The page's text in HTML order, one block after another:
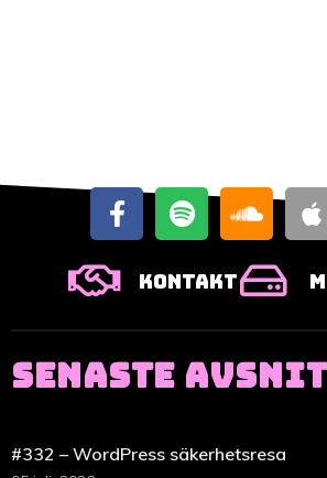
Kontakt
SENASTE
#332 – WordPress säkerhetsresa